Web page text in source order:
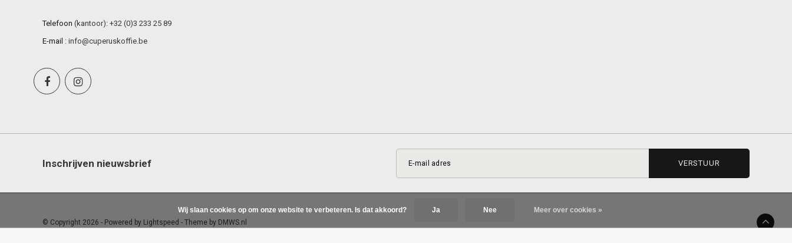
Telefoon (kantoor): +32 (0)3 233 25 89
E-mail : info@cuperuskoffie.be
Inschrijven nieuwsbrief VERSTUUR
© Copyright 2026 - Powered by Lightspeed - Theme by DMWS.nl
Wij slaan cookies op om onze website te verbeteren. Is dat akkoord? Ja Nee Meer over cookies »